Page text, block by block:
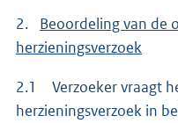
2. Beoordeling van de
herzieningsverzoek
2.1 Verzoeker vraagt
herzieningsverzoek in